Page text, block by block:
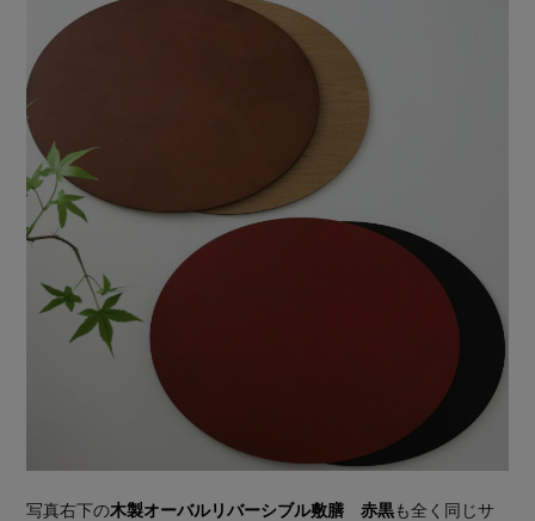
写真右下の木製オーバルリバーシブル敷膳 赤黒も全く同じサ